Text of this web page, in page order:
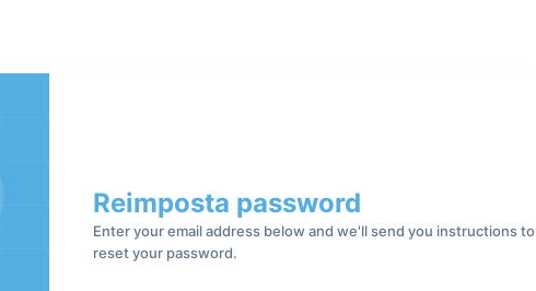
Reimposta password
Enter your email address below and we'll send you instructions to
reset your password.